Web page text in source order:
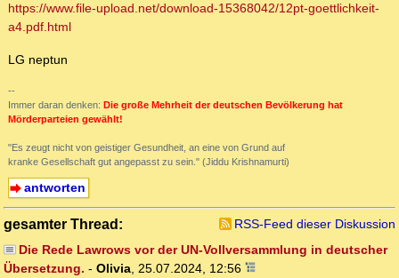
https://www.file-upload.net/download-15368042/12pt-goettlichkeit-
a4.pdf.html
LG neptun
--
Immer daran denken: Die große Mehrheit der deutschen Bevölkerung hat
Mörderparteien gewählt!
"Es zeugt nicht von geistiger Gesundheit, an eine von Grund auf
kranke Gesellschaft gut angepasst zu sein." (Jiddu Krishnamurti)
antworten
gesamter Thread:
RSS-Feed dieser Diskussion
Die Rede Lawrows vor der UN-Vollversammlung in deutscher
Übersetzung. - Olivia, 25.07.2024, 12:56